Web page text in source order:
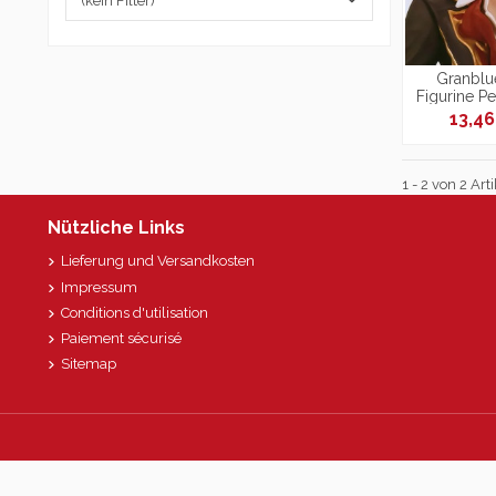
Figurine
1 - 2 von 2
Nützliche Links
Lieferung und Versandkosten
Impressum
Conditions d'utilisation
Paiement sécurisé
Sitemap